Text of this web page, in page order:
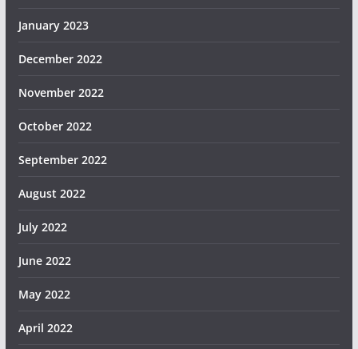
January 2023
December 2022
November 2022
October 2022
September 2022
August 2022
July 2022
June 2022
May 2022
April 2022